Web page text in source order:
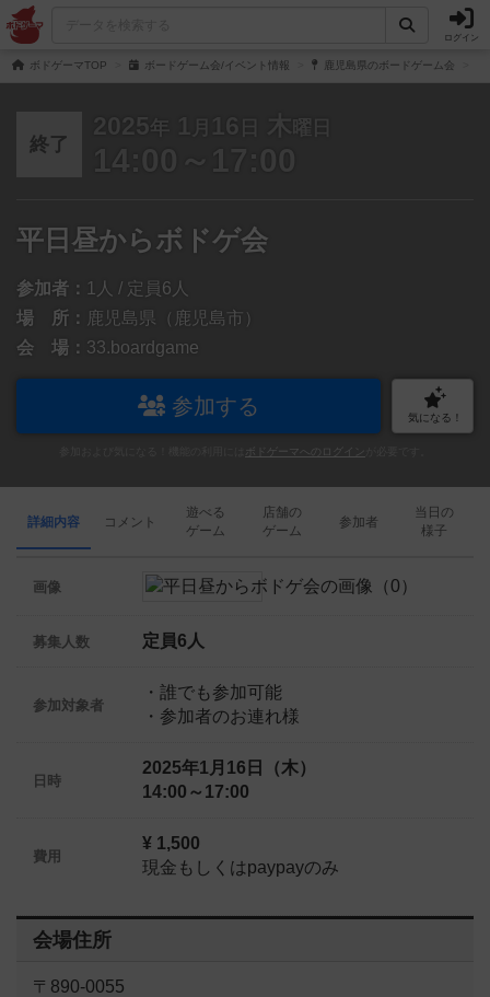
ログイン
ボドゲーマTOP ボードゲーム会/イベント情報 鹿児島県のボードゲーム会
終了
2025 年 1 月 16 日 木 曜日
14:00～17:00
平日昼からボドゲ会
参加者： 1人 / 定員6人
場 所：
鹿児島県（鹿児島市）
会 場： 33.boardgame
参加する 気になる！
ボドゲーマへのログイン
詳細内容 コメント
遊べる
ゲーム
店舗の
ゲーム
参加者
当日の
様子
画像
募集人数 定員6人
参加対象者
・誰でも参加可能
・参加者のお連れ様
日時
2025年1月16日（木）
14:00～17:00
費用
¥ 1,500
現金もしくはpaypayのみ
会場住所
〒890-0055